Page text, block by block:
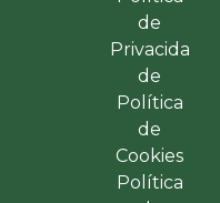
de
Privacida
de
Política
de
Cookies
Política